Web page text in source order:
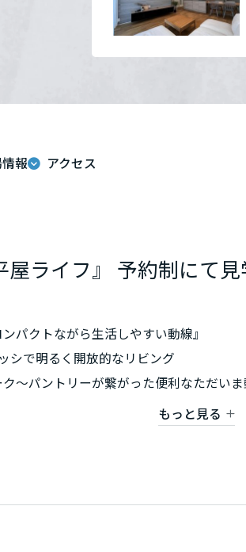
報 アクセス
屋ライフ』 予約制にて
パクトながら生活しやすい動線』
シで明るく開放的なリビング
～パントリーが繋がった便利なただい
インクローゼットを配置。寝室とも直接
耐久外壁と屋根瓦一体太陽光
もっと見る
千葉県
神奈川県
山梨県